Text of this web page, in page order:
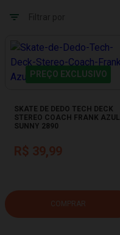
PREÇO EXCLUSIVO
SKATE DE DEDO TECH DECK
STEREO COACH FRANK AZUL
SUNNY 2890
R$ 39,99
COMPRAR